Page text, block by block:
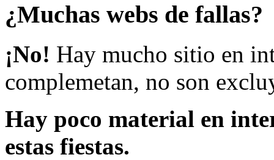
¿Muchas webs de fallas?
¡No! Hay mucho sitio en
complemetan, no son
Hay poco material en
estas fiestas.